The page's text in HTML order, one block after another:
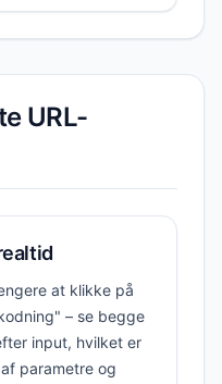
URL-
at klikke på
– se begge
input, hvilket er
parametre og